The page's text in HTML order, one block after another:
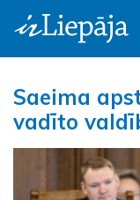
Saeima
vadīto